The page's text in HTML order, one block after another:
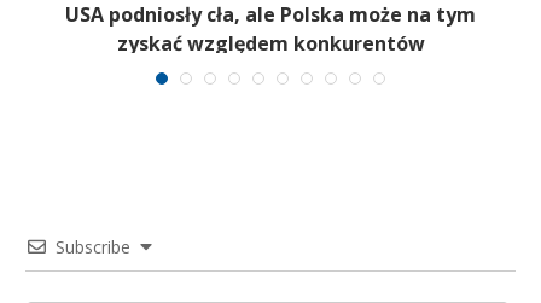
USA podniosły cła, ale Polska może na tym
zyskać względem konkurentów
Subscribe